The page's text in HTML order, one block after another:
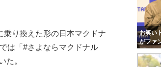
り換えた形の日本マクドナ
は「#さよならマクドナル
た。
お笑い
がファ